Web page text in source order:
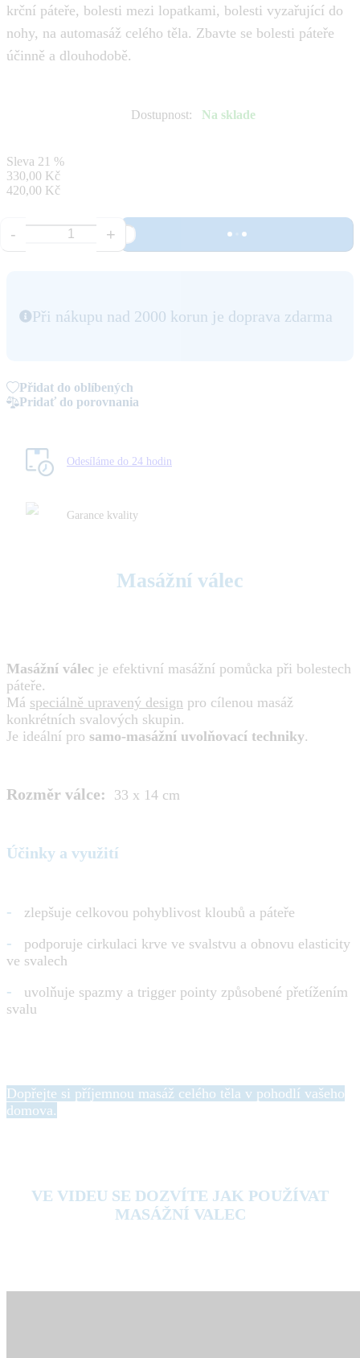
krční páteře, bolesti mezi lopatkami, bolesti vyzařující do
nohy, na automasáž celého těla. Zbavte se bolesti páteře
účinně a dlouhodobě.
Dostupnost: Na sklade
Sleva 21 %
330,00 Kč
420,00 Kč
- +
Při nákupu nad 2000 korun je doprava zdarma
Přidat do oblíbených
Pridať do porovnania
Odesíláme do 24 hodin
Garance kvality
Masážní válec
Masážní válec je efektivní masážní pomůcka při bolestech
páteře.
Má speciálně upravený design pro cílenou masáž
konkrétních svalových skupin.
Je ideální pro samo-masážní uvolňovací techniky.
Rozměr válce: 33 x 14 cm
Účinky a využití
- zlepšuje celkovou pohyblivost kloubů a páteře
-
podporuje cirkulaci krve ve svalstvu a obnovu elasticity
ve svalech
- uvolňuje spazmy a trigger pointy způsobené přetížením
svalu
Dopřejte si příjemnou masáž celého těla v pohodlí vašeho
domova.
VE VIDEU SE DOZVÍTE JAK POUŽÍVAT
MASÁŽNÍ VALEC